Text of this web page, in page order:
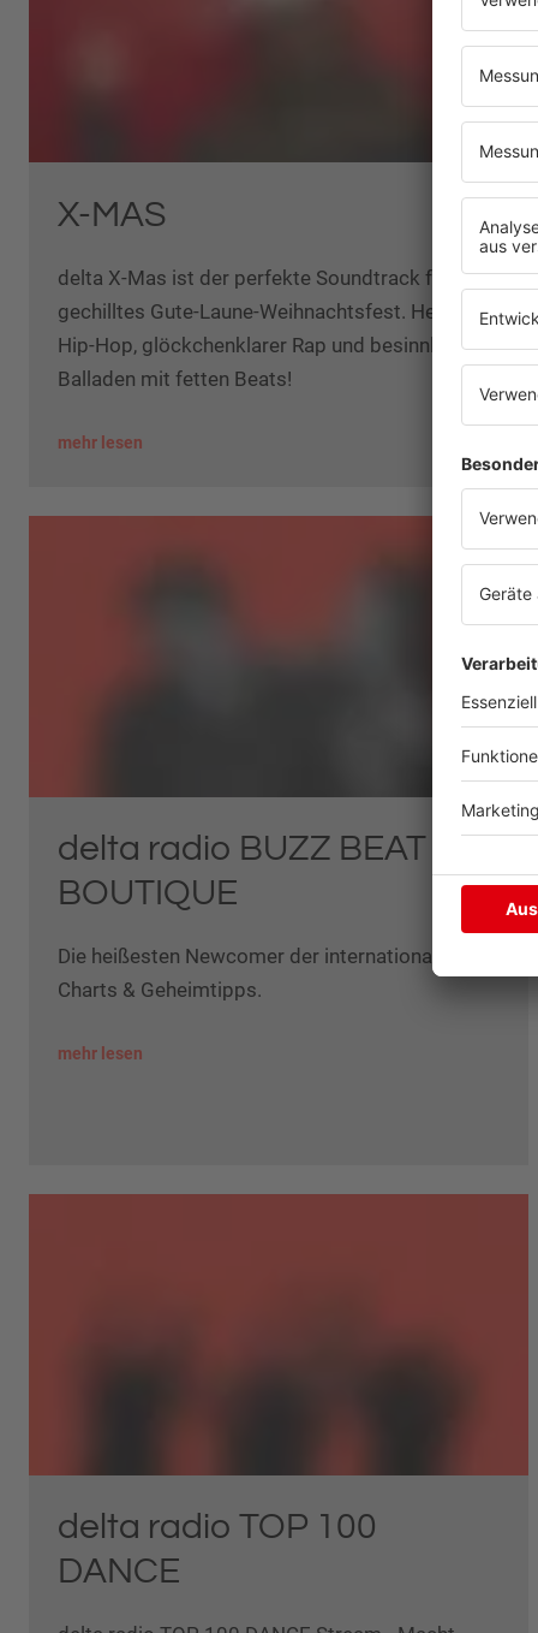
X-MAS
delta X-Mas ist der perfekte Soundtrack für ein
gechilltes Gute-Laune-Weihnachtsfest. Heiliger
Hip-Hop, glöckchenklarer Rap und besinnliche
Balladen mit fetten Beats!
mehr lesen
delta radio BUZZ BEAT
BOUTIQUE
Die heißesten Newcomer der internationalen
Charts & Geheimtipps.
mehr lesen
delta radio TOP 100
DANCE